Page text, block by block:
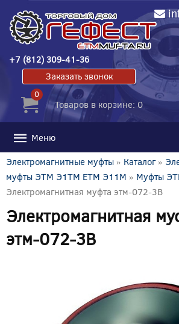
+7 (812) 309-41-36
Заказать звонок
0
Товаров в корзине: 0
Меню
Электромагнитные муфты » Каталог»
муфты ЭТМ Э1ТМ ETM Э11М » Муфты
Электромагнитная муфта этм-072-3В
Электромагнитная
этм-072-3В